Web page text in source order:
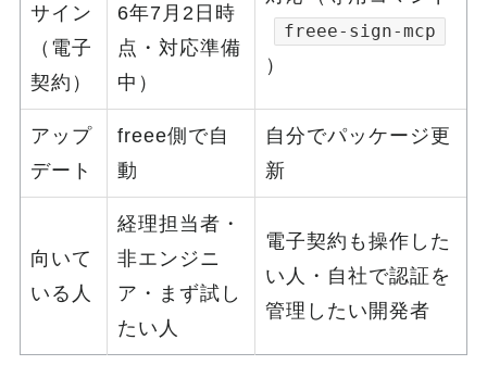
サイン
（電子
契約）
6年7月2日時
点・対応準備
中）
freee-sign-mcp
）
アップ
デート
freee側で自
動
自分でパッケージ更
新
向いて
いる人
経理担当者・
非エンジニ
ア・まず試し
たい人
電子契約も操作した
い人・自社で認証を
管理したい開発者